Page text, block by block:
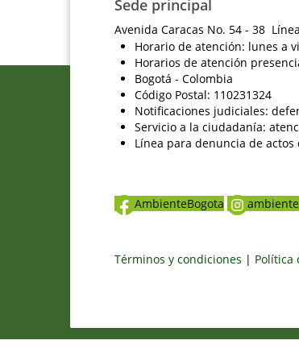
Sede principal
Avenida Caracas No. 54 - 38
Horario de atención: lunes a
Horarios de atención
Bogotá - Colombia
Código Postal: 110231324
Notificaciones judiciales:
Servicio a la ciudadanía:
Línea para denuncia de
AmbienteBogota
Términos y condiciones | Política